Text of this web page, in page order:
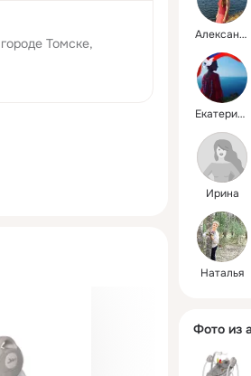
Томске,
МЫ
☎ тел.
http://
Александра
Екатерина
Ирина
Наталья
Фото из